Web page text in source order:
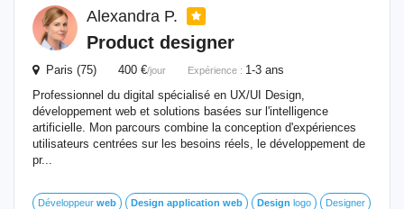
Alexandra P.
Product designer
Paris (75) 400 €/jour Expérience : 1-3 ans
Professionnel du digital spécialisé en UX/UI Design,
développement web et solutions basées sur l'intelligence
artificielle. Mon parcours combine la conception d'expériences
utilisateurs centrées sur les besoins réels, le développement de
pr...
Développeur web Design application web Design logo Designer